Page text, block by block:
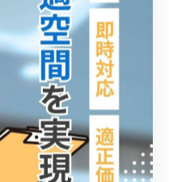
・業務用
機・メンテナンス
温度
問題